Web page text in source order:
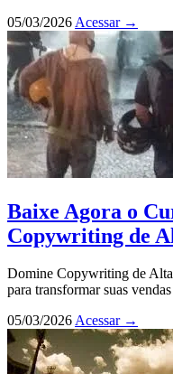
05/03/2026 Acessar →
Baixe Agora o
Copywriting de
Domine Copywriting de
para transformar suas
05/03/2026Acessar →